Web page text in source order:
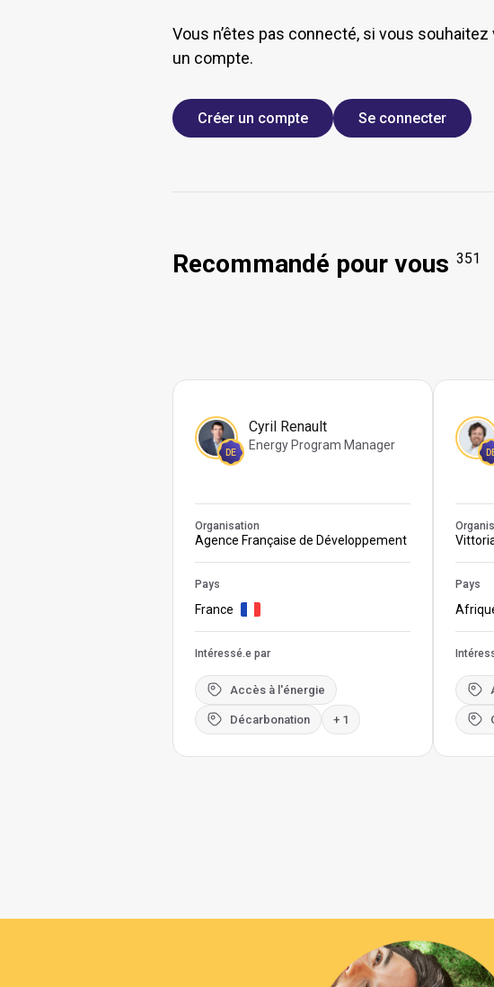
Vous n’êtes pas connecté, si vous
un compte.
Créer un compte Se connecter
Recommandé pour vous 351
DE
Cyril Renault
Energy Program Manager
Organisation
Agence Française de Développement
Pays
France
Intéressé.e par
Accès à l'énergie
Décarbonation + 1
Pays